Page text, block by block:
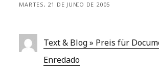
MARTES, 21 DE JUNIO DE 2005
Text & Blog » Preis für
Enredado